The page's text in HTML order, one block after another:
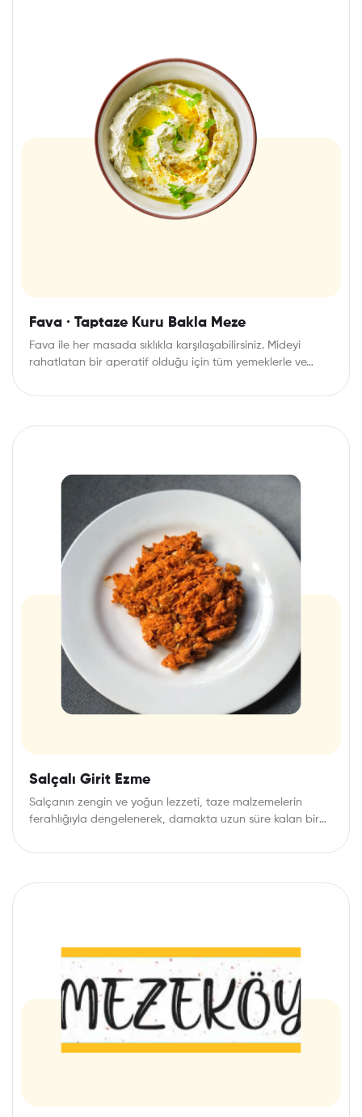
Fava · Taptaze Kuru Bakla Meze
Fava ile her masada sıklıkla karşılaşabilirsiniz. Mideyi
rahatlatan bir aperatif olduğu için tüm yemeklerle ve…
Salçalı Girit Ezme
Salçanın zengin ve yoğun lezzeti, taze malzemelerin
ferahlığıyla dengelenerek, damakta uzun süre kalan bir